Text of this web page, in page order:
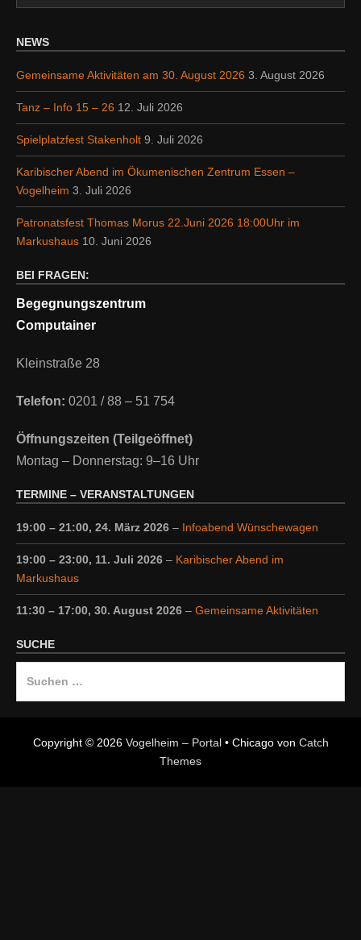
NEWS
Gemeinsame Aktivitäten am 30. August 2026 3. August 2026
Tanz – Info 15 – 26 12. Juli 2026
Spielplatzfest Stakenholt 9. Juli 2026
Karibischer Abend im Ökumenischen Zentrum Essen –
Vogelheim 3. Juli 2026
Patronatsfest Thomas Morus 22.Juni 2026 18:00Uhr im
Markushaus 10. Juni 2026
BEI FRAGEN:
Begegnungszentrum
Computainer
Kleinstraße 28
Telefon: 0201 / 88 – 51 754
Öffnungszeiten (Teilgeöffnet)
Montag – Donnerstag: 9–16 Uhr
TERMINE – VERANSTALTUNGEN
19:00 – 21:00, 24. März 2026 – Infoabend Wünschewagen
19:00 – 23:00, 11. Juli 2026 – Karibischer Abend im
Markushaus
11:30 – 17:00, 30. August 2026 – Gemeinsame Aktivitäten
SUCHE
Copyright © 2026 Vogelheim – Portal• Chicago von Catch
Themes